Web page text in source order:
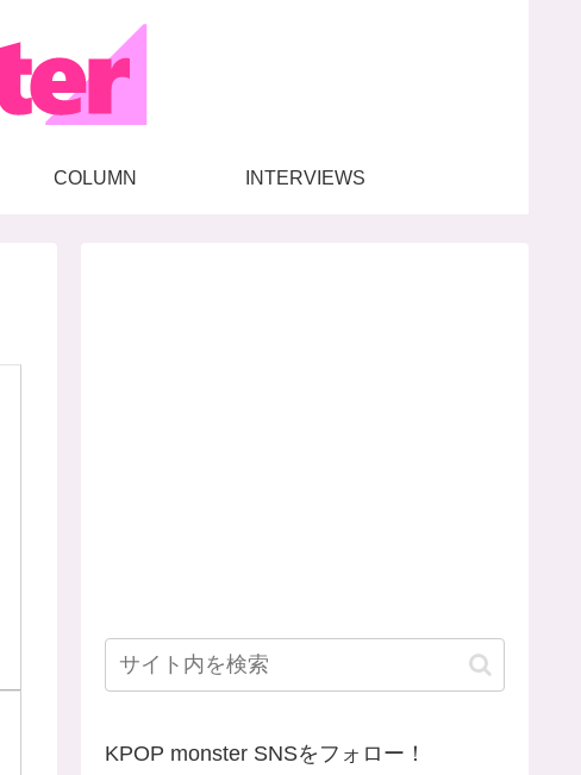
COLUMN INTERVIEWS
KPOP monster SNSをフォロー！